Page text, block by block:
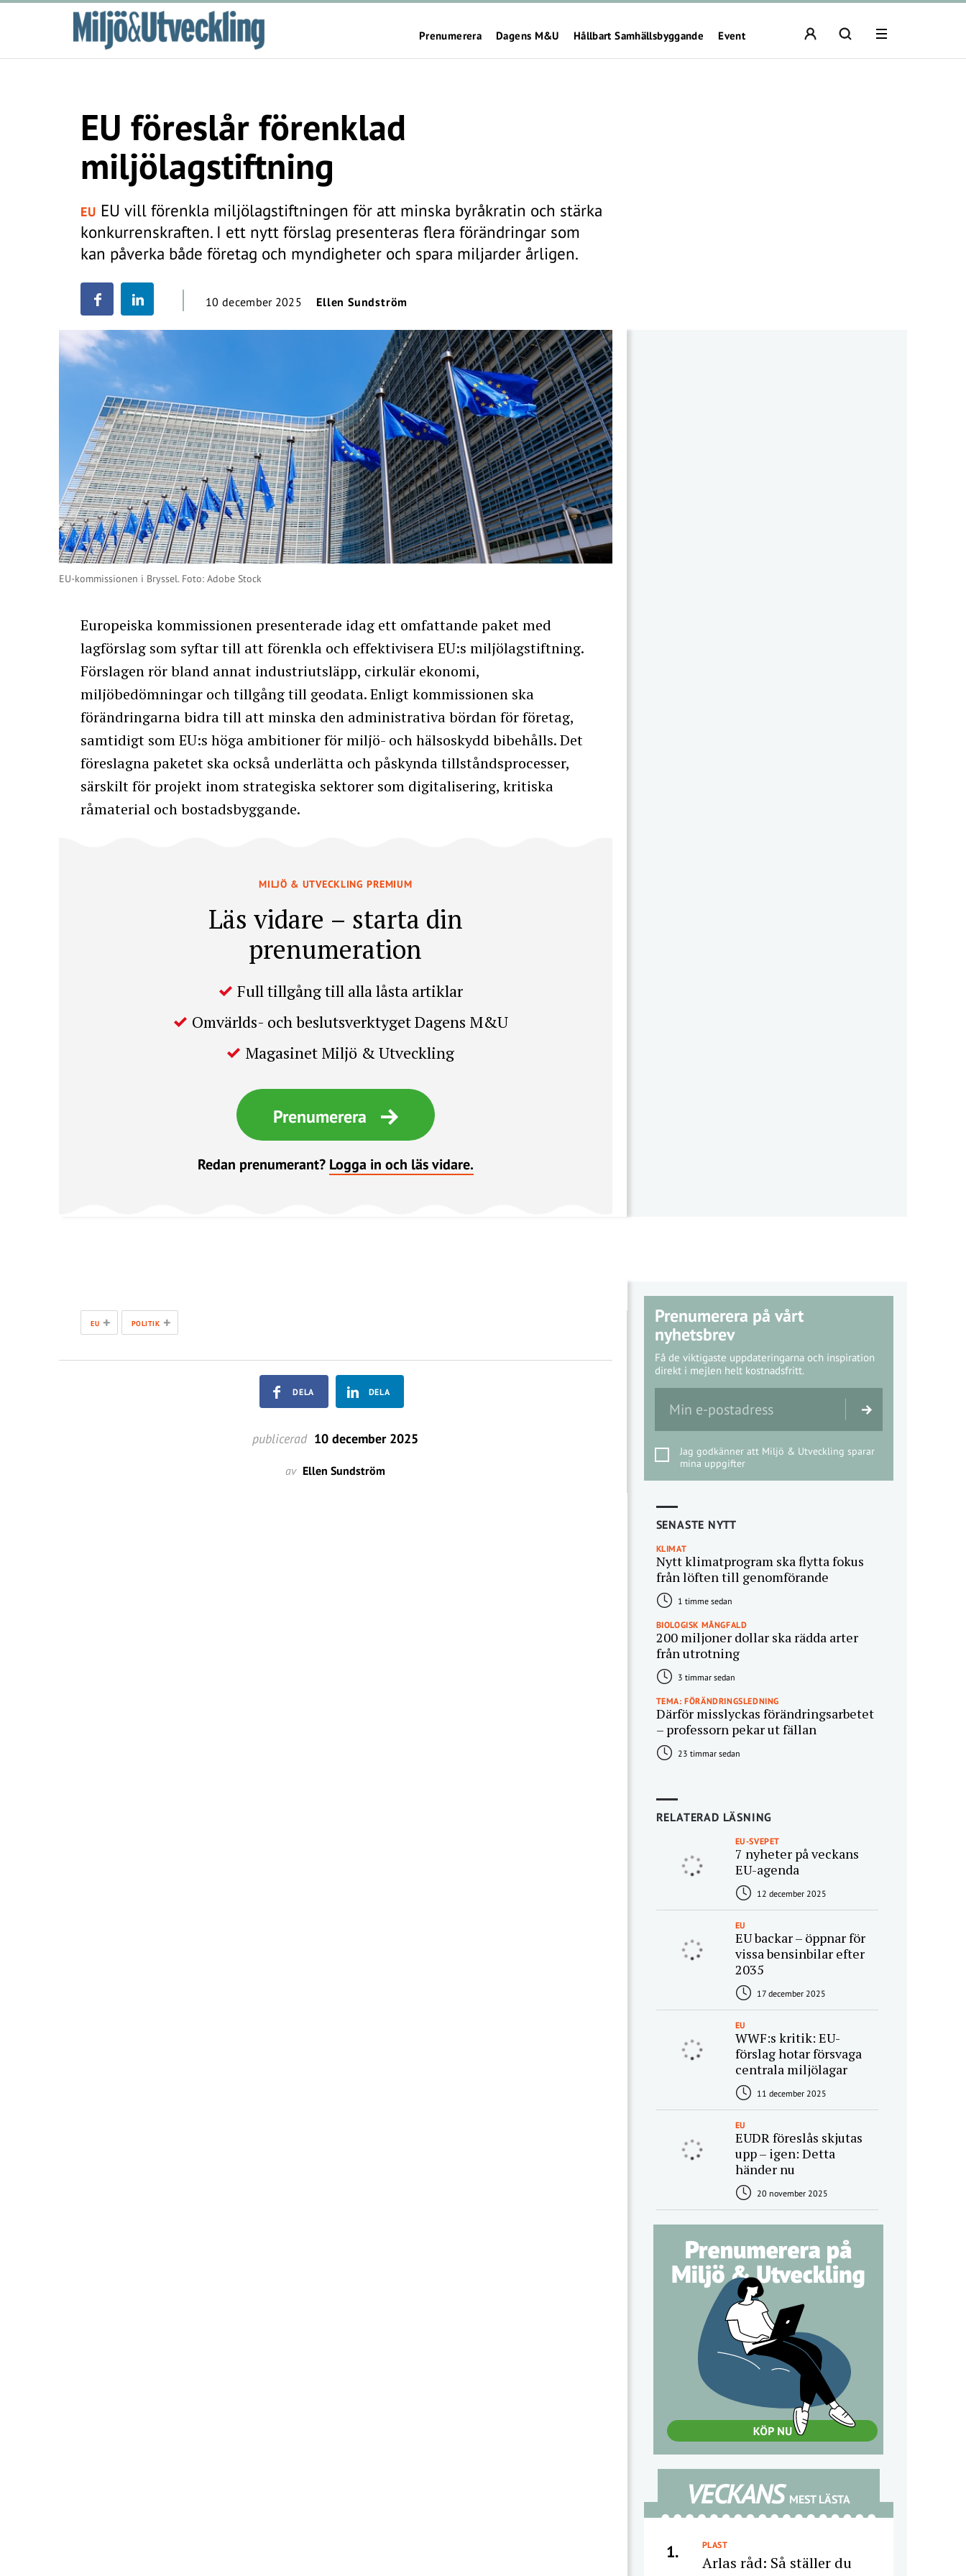
Prenumerera Dagens M&U Hållbart Samhällsbyggande Event
EU föreslår förenklad
miljölagstiftning
EU EU vill förenkla miljölagstiftningen för att minska byråkratin och stärka
konkurrenskraften. I ett nytt förslag presenteras flera förändringar som
kan påverka både företag och myndigheter och spara miljarder årligen.
10 december 2025 Ellen Sundström
EU-kommissionen i Bryssel. Foto: Adobe Stock
Europeiska kommissionen presenterade idag ett omfattande paket med
lagförslag som syftar till att förenkla och effektivisera EU:s miljölagstiftning.
Förslagen rör bland annat industriutsläpp, cirkulär ekonomi,
miljöbedömningar och tillgång till geodata. Enligt kommissionen ska
förändringarna bidra till att minska den administrativa bördan för företag,
samtidigt som EU:s höga ambitioner för miljö- och hälsoskydd bibehålls. Det
föreslagna paketet ska också underlätta och påskynda tillståndsprocesser,
särskilt för projekt inom strategiska sektorer som digitalisering, kritiska
råmaterial och bostadsbyggande.
MILJÖ & UTVECKLING PREMIUM
Läs vidare – starta din
prenumeration
Full tillgång till alla låsta artiklar
Omvärlds- och beslutsverktyget Dagens M&U
Magasinet Miljö & Utveckling
Prenumerera
Redan prenumerant? Logga in och läs vidare.
EU + POLITIK +
DELA DELA
publicerad 10 december 2025
av Ellen Sundström
Prenumerera på vårt
nyhetsbrev
Få de viktigaste uppdateringarna och inspiration
direkt i mejlen helt kostnadsfritt.
Jag godkänner att Miljö & Utveckling sparar
mina uppgifter
SENASTE NYTT
KLIMAT
Nytt klimatprogram ska flytta fokus
från löften till genomförande
1 timme sedan
BIOLOGISK MÅNGFALD
200 miljoner dollar ska rädda arter
från utrotning
3 timmar sedan
TEMA: FÖRÄNDRINGSLEDNING
Därför misslyckas förändringsarbetet
– professorn pekar ut fällan
23 timmar sedan
RELATERAD LÄSNING
EU-SVEPET
7 nyheter på veckans
EU-agenda
12 december 2025
EU
EU backar – öppnar för
vissa bensinbilar efter
2035
17 december 2025
EU
WWF:s kritik: EU-
förslag hotar försvaga
centrala miljölagar
11 december 2025
EU
EUDR föreslås skjutas
upp – igen: Detta
händer nu
20 november 2025
VECKANS MEST LÄSTA
1. PLAST
Arlas råd: Så ställer du